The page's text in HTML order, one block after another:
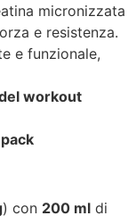
micronizzata
e resistenza.
e funzionale,
workout
) con 200 ml di